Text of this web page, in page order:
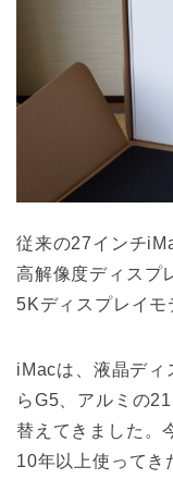
従来の27インチ
高解像度ディスプ
5Kディスプレイモ
iMacは、液晶ディ
らG5、アルミの
替えてきました。
10年以上使ってき